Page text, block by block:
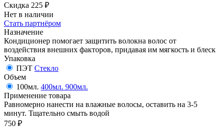
Скидка 225 ₽
Нет в наличии
Стать партнёром
Назначение
Кондиционер помогает защитить волокна волос от
воздействия внешних факторов, придавая им мягкость и блеск
Упаковка
ПЭТ Стекло
Объем
100мл. 400мл. 900мл.
Применение товара
Равномерно нанести на влажные волосы, оставить на 3-5
минут. Тщательно смыть водой
750 ₽